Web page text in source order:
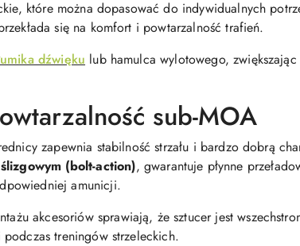
które można dopasować do indywidualnych
się na komfort i powtarzalność trafień.
dźwięku lub hamulca wylotowego,
sub-MOA
zapewnia stabilność strzału i bardzo dobrą
(bolt-action), gwarantuje płynne
amunicji.
akcesoriów sprawiają, że sztucer jest
treningów strzeleckich.